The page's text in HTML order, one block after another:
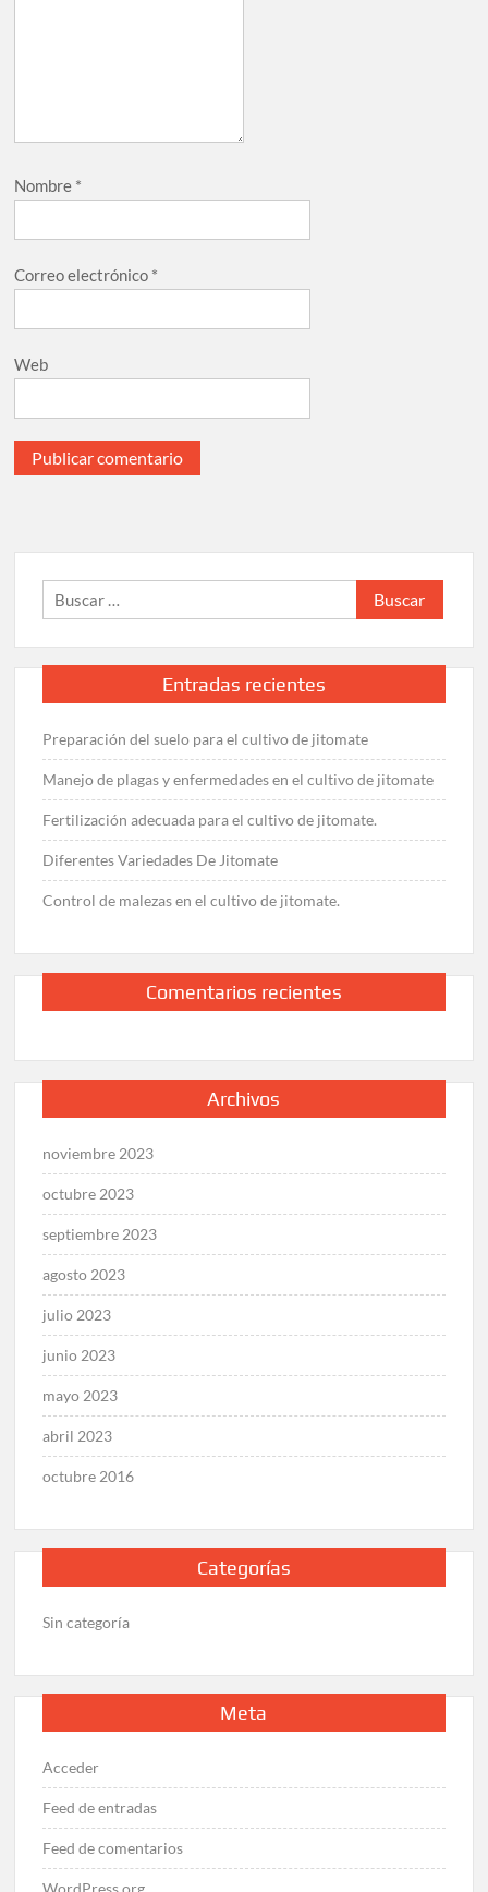
Nombre *
Correo electrónico *
Web
Buscar:
Entradas recientes
Preparación del suelo para el cultivo de jitomate
Manejo de plagas y enfermedades en el cultivo de jitomate
Fertilización adecuada para el cultivo de jitomate.
Diferentes Variedades De Jitomate
Control de malezas en el cultivo de jitomate.
Comentarios recientes
Archivos
noviembre 2023
octubre 2023
septiembre 2023
agosto 2023
julio 2023
junio 2023
mayo 2023
abril 2023
octubre 2016
Categorías
Sin categoría
Meta
Acceder
Feed de entradas
Feed de comentarios